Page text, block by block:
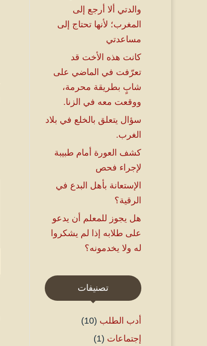
والدتي ألا أرجع إلى
المغرب؛ لأنها تحتاج إلى
مساعدتي
كانت هذه الأخت قد
تعرّفت في الماضي على
شابٍ بطريقة محرمة،
ووقعت معه في الزنا.
سؤال يتعلق بالخلع في بلاد
الغرب.
كشف العورة أمام طبيبة
لإجراء فحص
الإستعانة بأهل البدع في
الرقية؟
هل يجوز للمعلم أن يدعو
على طلابه إذا لم يشكروا
له ولا يخدمونه؟
تصنيفات
أدب الطلب (10)
إجتماعات (1)